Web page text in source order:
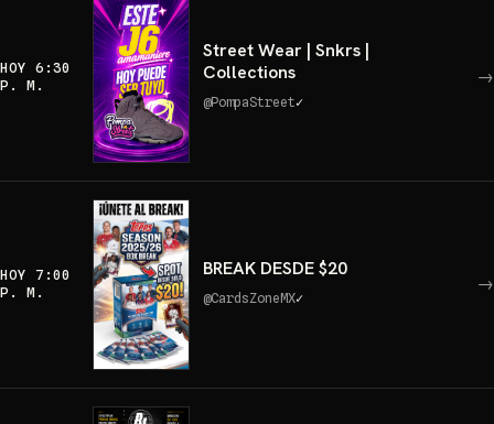
HOY 6:30
P. M.
Street Wear | Snkrs |
Collections
@PompaStreet✓
→
HOY 7:00
P. M.
BREAK DESDE $20
@CardsZoneMX✓
→